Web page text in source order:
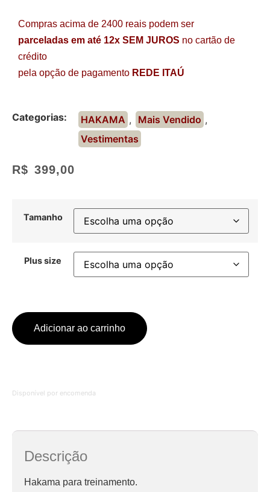
Compras acima de 2400 reais podem ser
parceladas em até 12x SEM JUROS no cartão de
crédito
pela opção de pagamento REDE ITAÚ
Categorias: HAKAMA , Mais Vendido ,
Vestimentas
R$ 399,00
Tamanho
Plus size
Adicionar ao carrinho
Disponível por encomenda
Descrição
Hakama para treinamento.